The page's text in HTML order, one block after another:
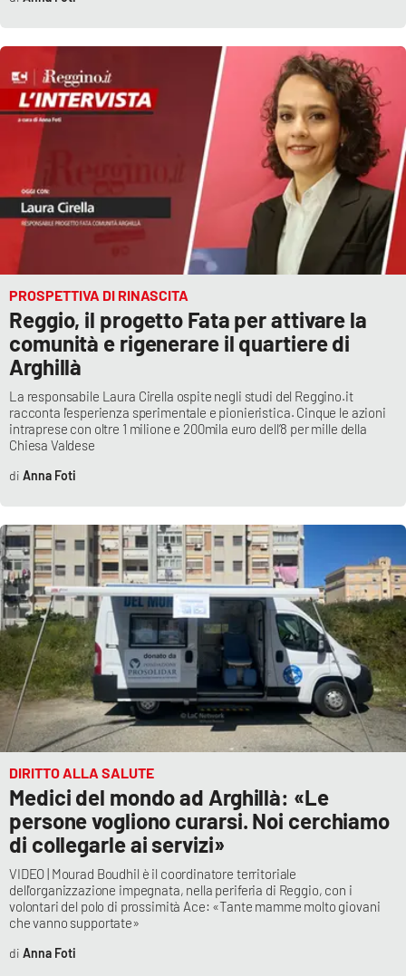
PROSPETTIVA DI RINASCITA
Reggio, il progetto Fata per attivare la
comunità e rigenerare il quartiere di
Arghillà
La responsabile Laura Cirella ospite negli studi del Reggino.it
racconta l'esperienza sperimentale e pionieristica. Cinque le azioni
intraprese con oltre 1 milione e 200mila euro dell’8 per mille della
Chiesa Valdese
Anna Foti
DIRITTO ALLA SALUTE
Medici del mondo ad Arghillà: «Le
persone vogliono curarsi. Noi cerchiamo
di collegarle ai servizi»
VIDEO | Mourad Boudhil è il coordinatore territoriale
dell'organizzazione impegnata, nella periferia di Reggio, con i
volontari del polo di prossimità Ace: «Tante mamme molto giovani
che vanno supportate»
Anna Foti